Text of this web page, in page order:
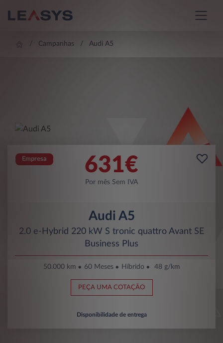
Campanhas Audi A5
Empresa 631€
Por mês Sem IVA
Audi A5
2.0 e-Hybrid 220 kW S tronic quattro Avant SE
Business Plus
50.000 km 60 Meses Híbrido 48 g/km
PEÇA UMA COTAÇÃO
Disponibilidade de entrega